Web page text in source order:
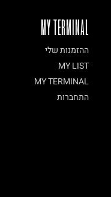
MY TERMINAL
ההזמנות שלי
MY LIST
MY TERMINAL
התחברות